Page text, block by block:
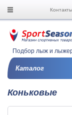
Контакты
Подбор лыж и
Каталог
Коньковые